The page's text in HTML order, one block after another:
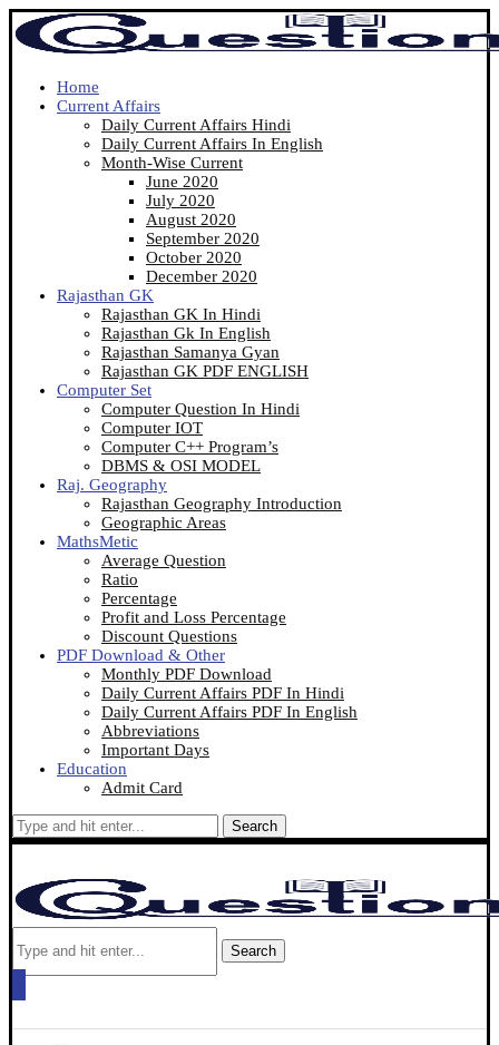
Home
Current Affairs
Daily Current Affairs Hindi
Daily Current Affairs In English
Month-Wise Current
June 2020
July 2020
August 2020
September 2020
October 2020
December 2020
Rajasthan GK
Rajasthan GK In Hindi
Rajasthan Gk In English
Rajasthan Samanya Gyan
Rajasthan GK PDF ENGLISH
Computer Set
Computer Question In Hindi
Computer IOT
Computer C++ Program’s
DBMS & OSI MODEL
Raj. Geography
Rajasthan Geography Introduction
Geographic Areas
MathsMetic
Average Question
Ratio
Percentage
Profit and Loss Percentage
Discount Questions
PDF Download & Other
Monthly PDF Download
Daily Current Affairs PDF In Hindi
Daily Current Affairs PDF In English
Abbreviations
Important Days
Education
Admit Card
Search
Search